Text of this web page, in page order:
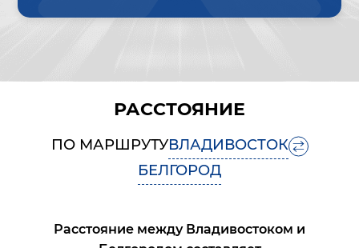
РАССТОЯНИЕ
ПО МАРШРУТУВЛАДИВОСТОК
БЕЛГОРОД
Расстояние между Владивостоком и